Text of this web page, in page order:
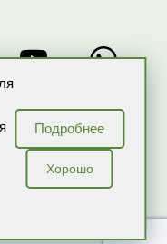
ОГРНИП:
— интернет-
в горшках
Подробнее
Хорошо